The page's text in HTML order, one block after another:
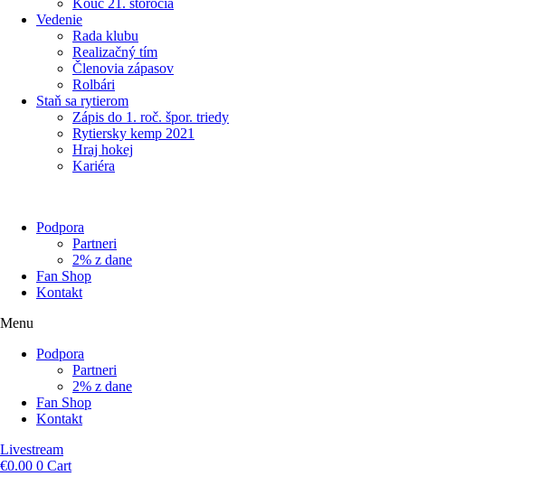
Kouč 21. storočia
Vedenie
Rada klubu
Realizačný tím
Členovia zápasov
Rolbári
Staň sa rytierom
Zápis do 1. roč. špor. triedy
Rytiersky kemp 2021
Hraj hokej
Kariéra
Podpora
Partneri
2% z dane
Fan Shop
Kontakt
Menu
Podpora
Partneri
2% z dane
Fan Shop
Kontakt
Livestream
€0.00 0 Cart